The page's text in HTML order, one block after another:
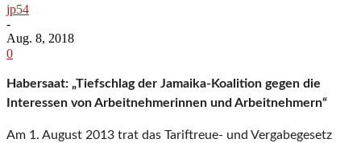
jp54
-
Aug. 8, 2018
0
Habersaat: „Tiefschlag der Jamaika-Koalition gegen die
Interessen von Arbeitnehmerinnen und Arbeitnehmern“
Am 1. August 2013 trat das Tariftreue- und Vergabegesetz